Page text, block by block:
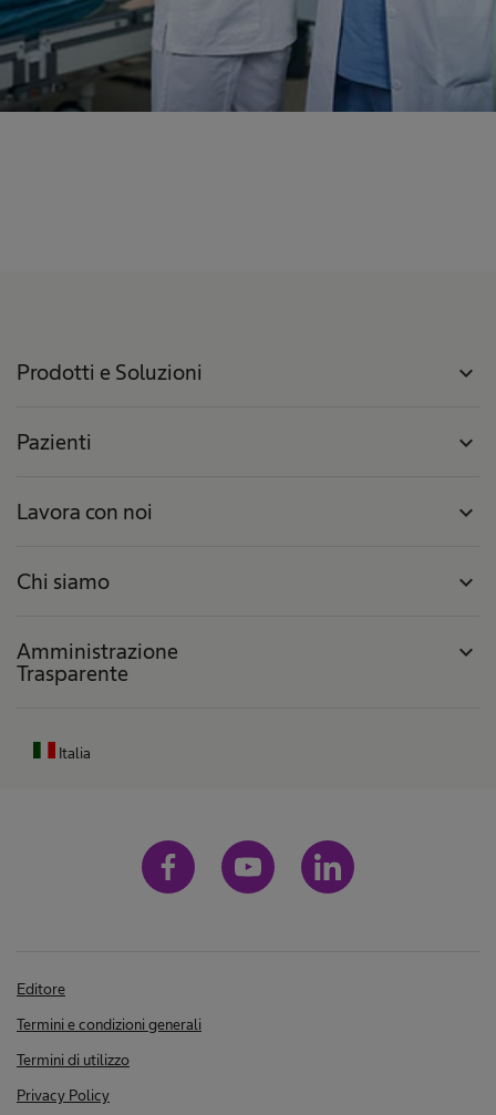
Prodotti e Soluzioni expand_more
Pazienti expand_more
Lavora con noi expand_more
Chi siamo expand_more
Amministrazione
Trasparente
expand_more
Italia
Editore
Termini e condizioni generali
Termini di utilizzo
Privacy Policy